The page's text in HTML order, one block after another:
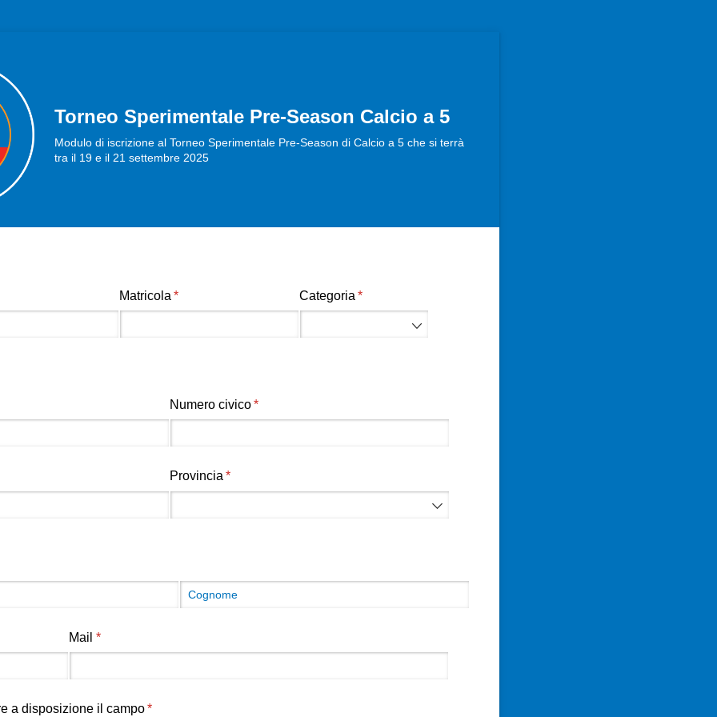
Torneo Sperimentale Pre-Season Calcio a 5
Modulo di iscrizione al Torneo Sperimentale Pre-Season di Calcio a 5 che si terrà
tra il 19 e il 21 settembre 2025
Matricola *
(richiesto) Categoria *
(richiesto)
Numero civico *
(richiesto)
Provincia *
(richiesto)
Mail *
(richiesto)
a disposizione il campo *
(richiesto)